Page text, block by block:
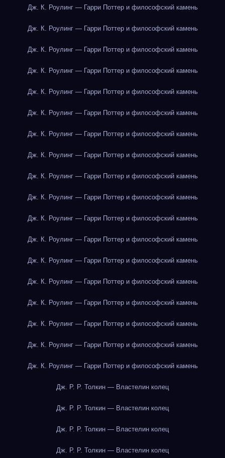
Дж. К. Роулинг — Гарри Поттер и философский камень
Дж. К. Роулинг — Гарри Поттер и философский камень
Дж. К. Роулинг — Гарри Поттер и философский камень
Дж. К. Роулинг — Гарри Поттер и философский камень
Дж. К. Роулинг — Гарри Поттер и философский камень
Дж. К. Роулинг — Гарри Поттер и философский камень
Дж. К. Роулинг — Гарри Поттер и философский камень
Дж. К. Роулинг — Гарри Поттер и философский камень
Дж. К. Роулинг — Гарри Поттер и философский камень
Дж. К. Роулинг — Гарри Поттер и философский камень
Дж. К. Роулинг — Гарри Поттер и философский камень
Дж. К. Роулинг — Гарри Поттер и философский камень
Дж. К. Роулинг — Гарри Поттер и философский камень
Дж. К. Роулинг — Гарри Поттер и философский камень
Дж. К. Роулинг — Гарри Поттер и философский камень
Дж. К. Роулинг — Гарри Поттер и философский камень
Дж. К. Роулинг — Гарри Поттер и философский камень
Дж. К. Роулинг — Гарри Поттер и философский камень
Дж. Р. Р. Толкин — Властелин колец
Дж. Р. Р. Толкин — Властелин колец
Дж. Р. Р. Толкин — Властелин колец
Дж. Р. Р. Толкин — Властелин колец